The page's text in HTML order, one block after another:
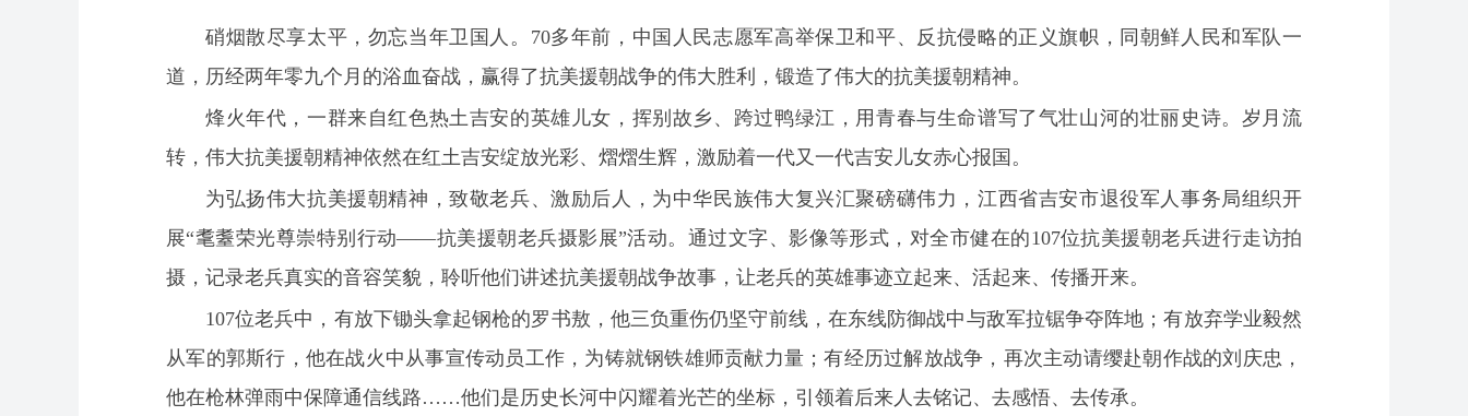
硝烟散尽享太平，勿忘当年卫国人。70多年前，中国人民志愿军高举保卫和平、反抗侵略的正义旗帜，同朝鲜人民和军队一
道，历经两年零九个月的浴血奋战，赢得了抗美援朝战争的伟大胜利，锻造了伟大的抗美援朝精神。
烽火年代，一群来自红色热土吉安的英雄儿女，挥别故乡、跨过鸭绿江，用青春与生命谱写了气壮山河的壮丽史诗。岁月流
转，伟大抗美援朝精神依然在红土吉安绽放光彩、熠熠生辉，激励着一代又一代吉安儿女赤心报国。
为弘扬伟大抗美援朝精神，致敬老兵、激励后人，为中华民族伟大复兴汇聚磅礴伟力，江西省吉安市退役军人事务局组织开
展“耄耋荣光尊崇特别行动——抗美援朝老兵摄影展”活动。通过文字、影像等形式，对全市健在的107位抗美援朝老兵进行走访拍
摄，记录老兵真实的音容笑貌，聆听他们讲述抗美援朝战争故事，让老兵的英雄事迹立起来、活起来、传播开来。
107位老兵中，有放下锄头拿起钢枪的罗书敖，他三负重伤仍坚守前线，在东线防御战中与敌军拉锯争夺阵地；有放弃学业毅然
从军的郭斯行，他在战火中从事宣传动员工作，为铸就钢铁雄师贡献力量；有经历过解放战争，再次主动请缨赴朝作战的刘庆忠，
他在枪林弹雨中保障通信线路……他们是历史长河中闪耀着光芒的坐标，引领着后来人去铭记、去感悟、去传承。